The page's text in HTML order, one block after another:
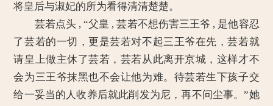
将皇后与淑妃的所为看得清清楚楚。
芸若点头 , “父皇 , 芸若不想伤害三王爷 , 是他容忍
了芸若的一切，更是芸若对不起三王爷在先，芸若就
请皇上做主休了芸若，芸若从此离开京城，这样才不
会为三王爷抹黑也不会让他为难。待芸若生下孩子交
给一妥当的人收养后就此削发为尼，再不问尘事。”她